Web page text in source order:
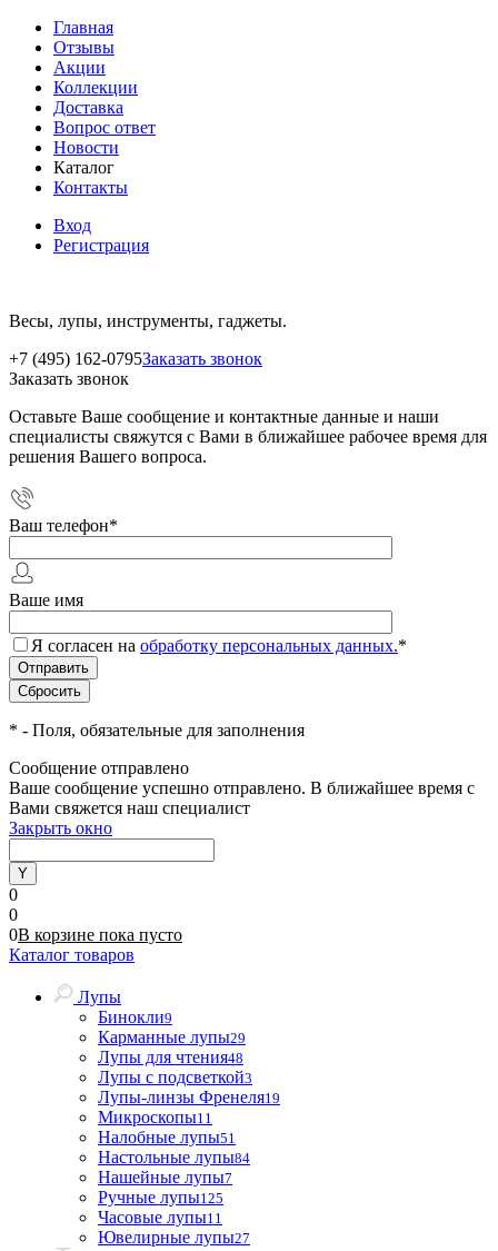
Главная
Отзывы
Акции
Коллекции
Доставка
Вопрос ответ
Новости
Каталог
Контакты
Вход
Регистрация
Весы, лупы, инструменты, гаджеты.
+7 (495) 162-0795Заказать звонок
Заказать звонок
Оставьте Ваше сообщение и контактные данные и наши
специалисты свяжутся с Вами в ближайшее рабочее время для
решения Вашего вопроса.
Ваш телефон*
Ваше имя
Я согласен на обработку персональных данных.*
* - Поля, обязательные для заполнения
Сообщение отправлено
Ваше сообщение успешно отправлено. В ближайшее время с
Вами свяжется наш специалист
Закрыть окно
0
0
0В корзине пока пусто
Каталог товаров
Лупы
Бинокли9
Карманные лупы29
Лупы для чтения48
Лупы с подсветкой3
Лупы-линзы Френеля19
Микроскопы11
Налобные лупы51
Настольные лупы84
Нашейные лупы7
Ручные лупы125
Часовые лупы11
Ювелирные лупы27